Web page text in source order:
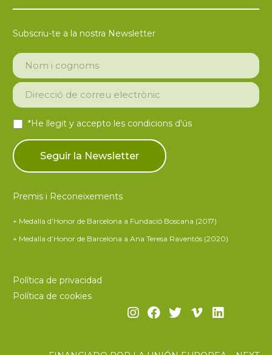
Subscriu-te a la nostra Newsletter
*He llegit y accepto les condicions d'ús
Premis i Reconeixements
+ Medalla d’Honor de Barcelona a Fundació Boscana (2017)
+ Medalla d’Honor de Barcelona a Ana Teresa Raventós (2020)
Política de privacidad
Política de cookies